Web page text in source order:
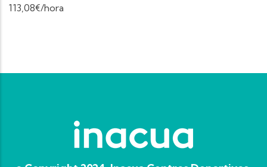
113,08€/hora